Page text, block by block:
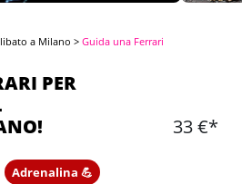
a Milano >Guida una Ferrari
PER
33 €*
Adrenalina 💪